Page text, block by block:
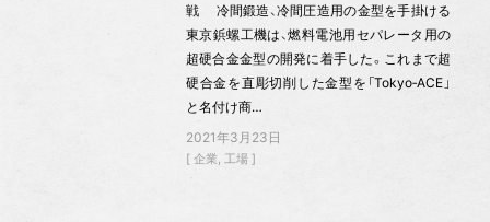
戦 冷間鍛造、冷間圧造用の金型を手掛ける
東京鋲螺工機は、燃料電池用セパレータ用の
超硬合金金型の開発に着手した。これまで超
硬合金を直彫切削した金型を「Tokyo‐ACE」
と名付け商…
2021年3月23日
企業 工場